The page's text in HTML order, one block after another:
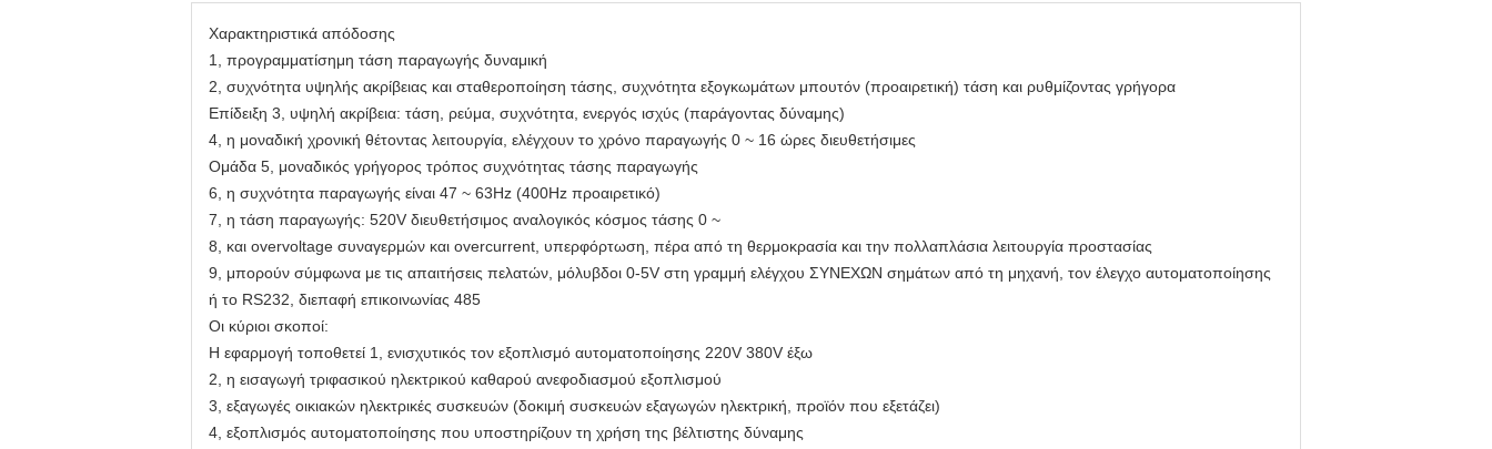
Χαρακτηριστικά απόδοσης
1, προγραμματίσημη τάση παραγωγής δυναμική
2, συχνότητα υψηλής ακρίβειας και σταθεροποίηση τάσης, συχνότητα εξογκωμάτων μπουτόν (προαιρετική) τάση και ρυθμίζοντας γρήγορα
Επίδειξη 3, υψηλή ακρίβεια: τάση, ρεύμα, συχνότητα, ενεργός ισχύς (παράγοντας δύναμης)
4, η μοναδική χρονική θέτοντας λειτουργία, ελέγχουν το χρόνο παραγωγής 0 ~ 16 ώρες διευθετήσιμες
Ομάδα 5, μοναδικός γρήγορος τρόπος συχνότητας τάσης παραγωγής
6, η συχνότητα παραγωγής είναι 47 ~ 63Hz (400Hz προαιρετικό)
7, η τάση παραγωγής: 520V διευθετήσιμος αναλογικός κόσμος τάσης 0 ~
8, και overvoltage συναγερμών και overcurrent, υπερφόρτωση, πέρα από τη θερμοκρασία και την πολλαπλάσια λειτουργία προστασίας
9, μπορούν σύμφωνα με τις απαιτήσεις πελατών, μόλυβδοι 0-5V στη γραμμή ελέγχου ΣΥΝΕΧΩΝ σημάτων από τη μηχανή, τον έλεγχο αυτοματοποίησης
ή το RS232, διεπαφή επικοινωνίας 485
Οι κύριοι σκοποί:
Η εφαρμογή τοποθετεί 1, ενισχυτικός τον εξοπλισμό αυτοματοποίησης 220V 380V έξω
2, η εισαγωγή τριφασικού ηλεκτρικού καθαρού ανεφοδιασμού εξοπλισμού
3, εξαγωγές οικιακών ηλεκτρικές συσκευών (δοκιμή συσκευών εξαγωγών ηλεκτρική, προϊόν που εξετάζει)
4, εξοπλισμός αυτοματοποίησης που υποστηρίζουν τη χρήση της βέλτιστης δύναμης